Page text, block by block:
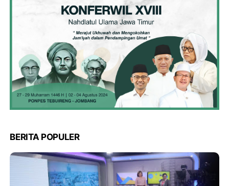
BERITA POPULER